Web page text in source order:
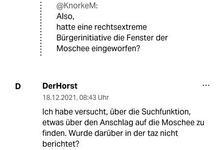
@KnorkeM:
Also,
hatte eine rechtsextreme
Bürgerinitiative die Fenster der
Moschee eingeworfen?
D DerHorst
18.12.2021, 08:43 Uhr
Ich habe versucht, über die Suchfunktion,
etwas über den Anschlag auf die Moschee zu
finden. Wurde darüber in der taz nicht
berichtet?